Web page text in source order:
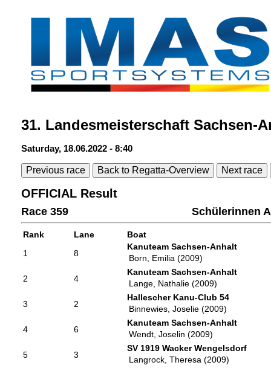
31. Landesmeisterschaft Sachsen-
Saturday, 18.06.2022 - 8:40
Previous race Back to Regatta-Overview Next race
OFFICIAL Result
Race 359 Schülerinnen
Rank Lane
Boat
1
8
Kanuteam Sachsen-Anhalt
Born, Emilia (2009)
2 4
Kanuteam Sachsen-Anhalt
Lange, Nathalie (2009)
3 2
Hallescher Kanu-Club 54
Binnewies, Joselie (2009)
4 6
Kanuteam Sachsen-Anhalt
Wendt, Joselin (2009)
5 3
SV 1919 Wacker Wengelsdorf
Langrock, Theresa (2009)